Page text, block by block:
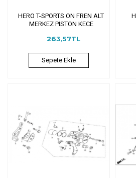
HERO T-SPORTS ON FREN ALT
MERKEZ PISTON KECE
263,57TL
Sepete Ekle